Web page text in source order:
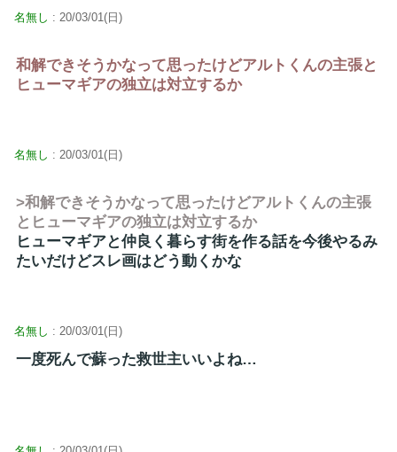
名無し : 20/03/01(日)
和解できそうかなって思ったけどアルトくんの主張と
ヒューマギアの独立は対立するか
名無し : 20/03/01(日)
>和解できそうかなって思ったけどアルトくんの主張
とヒューマギアの独立は対立するか
ヒューマギアと仲良く暮らす街を作る話を今後やるみ
たいだけどスレ画はどう動くかな
名無し : 20/03/01(日)
一度死んで蘇った救世主いいよね…